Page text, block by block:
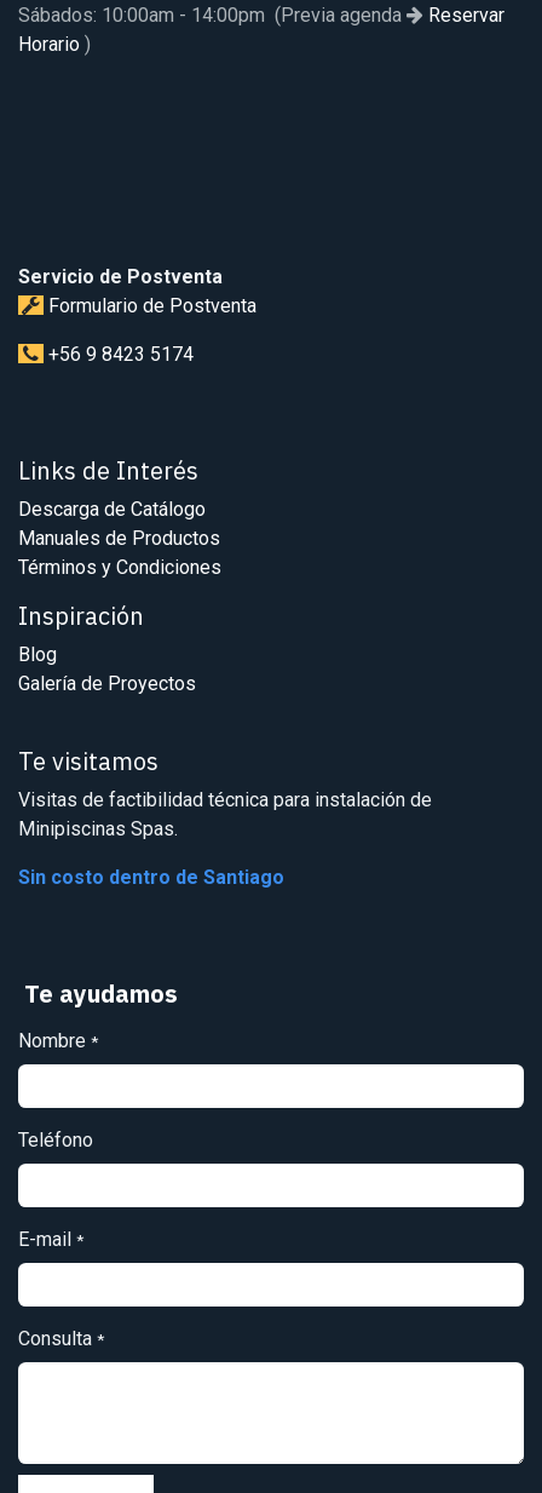
Sábados: 10:00am - 14:00pm (Previa agenda
Reservar
Horario )
Servicio de Postventa
Formulario de Postventa
+56 9 8423 5174
Links de Interés
Descarga de Catálogo
Manuales de Productos
Términos y Condiciones
Inspiración
Blog
Galería de Proyectos
Te visitamos
Visitas de factibilidad técnica para instalación de
Minipiscinas Spas.
Sin costo dentro de Santiago
Te ayudamos
Nombre *
Teléfono
E-mail *
Consulta *